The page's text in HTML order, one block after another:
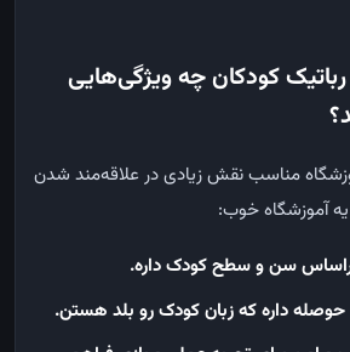
کودکان چه ویژگی‌هایی
مناسب نقش زیادی در علاقه‌مند شدن
یه آموزشگاه خوب:
سن و سطح کودک داره.
حوصله داره که زبان کودک رو بلد هستن.